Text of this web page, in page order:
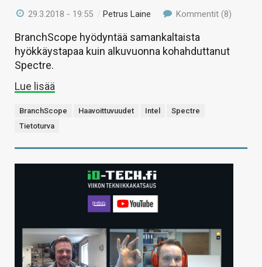
29.3.2018 - 19:55 /Petrus Laine Kommentit (8)
BranchScope hyödyntää samankaltaista
hyökkäystapaa kuin alkuvuonna kohahduttanut
Spectre.
Lue lisää
BranchScope Haavoittuvuudet Intel
Spectre
Tietoturva